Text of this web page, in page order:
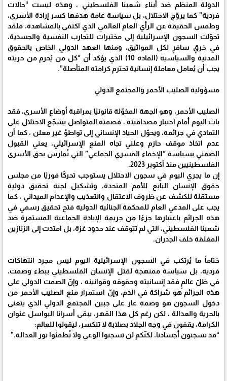
الدولة المنظم ضد أبناء شعبنا الفلسطيني ، وهذه ليست “حالات
فردية” كما يروّج الاحتلال، بل سياسة عامة هدفها كسر إرادة الأسرى،
وطمس الحقيقة عن الرأي العام العالمي الذي اكتفى بالمشاهدة، فلقد
تحوّلت السجون الإسرائيلية إلى مختبرات للتجارب النفسية والجسدية،
في خرقٍ سافرٍ لكل المواثيق، ومنها العهد الدولي الخاص بالحقوق
المدنية والسياسية (المادة 10) الذي يؤكد أن “كل من يُحرم من حريته
يجب أن يُعامل معاملة إنسانية تحترم كرامته المتأصلة”.
مسؤولية الصليب الأحمر والمجتمع الدولي
الصليب الأحمر، وهو الجهة المخوّلة قانونيًا بمراقبة أوضاع الأسرى، فقد
بات اليوم أمام اختبار مصداقيته ، فصمته المتواصل يشجّع الاحتلال على
التمادي في جرائمه، ويحوّل الحياد الإنساني إلى تواطؤ غير معلن ، كما أن
عدم اتخاذ موقف حازم وعلني تجاه المنع الإسرائيلي، يعني القبول
الضمني بسياسة “الإخفاء القسري الجماعي” التي تُمارس بحق الأسرى
الفلسطينيين منذ أكتوبر 2023.
إن ما يجري اليوم في سجون الاحتلال يستوجب تحركًا فوريًا من مجلس
حقوق الإنسان التابع للأمم المتحدة، وتشكيل لجنة تحقيق دولية
مستقلة للكشف عن ظروف الاعتقال والتعذيب والإعدام الميداني ، كما
يجب على المدعي العام للمحكمة الجنائية الدولية فتح تحقيق رسمي في
هذه الجرائم باعتبارها جزءًا من جريمة الإبادة الجماعية المستمرة ضد
شعبنا الفلسطيني، التي لم تتوقف عند حدود غزة، بل امتدت إلى الزنازين
المغلقة خلف الجدران.
ختاماً ما يُرتكب في السجون الإسرائيلية اليوم ليس مجرد انتهاكات
فردية، بل سياسة ممنهجة لقتل الإنسان الفلسطيني ببطء وصمت،
في ظلّ عالمٍ فقد إنسانيته وحقوقه وقوانينه ، وإنّ الصمت الدولي على
هذه الجرائم هو شراكة في الدم، وإنّ استمرار منع الصليب الأحمر من
دخول السجون هو وصمة عار على جبين المجتمع الدولي الذي يتغنى
بالحرية والعدالة ، لكن رغم كل هذا القهر، يبقى أسرانا البواسل عنوان
الكرامة، يقفون في وجه الجلاد بصلابة لا تنكسر، ليقولوا للعالم:
“قد تسجنون أجسادنا، لكنّكم لن تسجنوا الوعي ولا تُطفئوا نور العدالة.”